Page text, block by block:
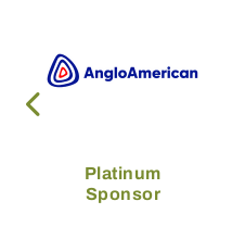
Platinum
Sponsor